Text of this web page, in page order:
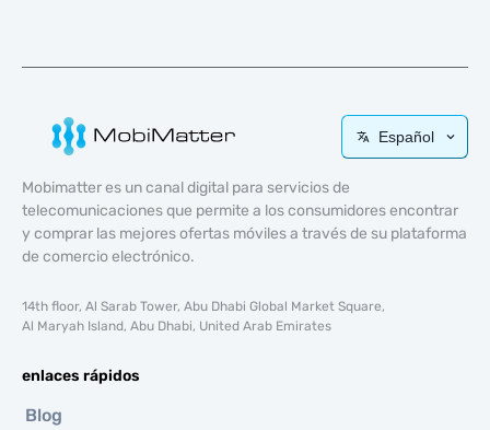
Español
Mobimatter es un canal digital para servicios de
telecomunicaciones que permite a los consumidores encontrar
y comprar las mejores ofertas móviles a través de su plataforma
de comercio electrónico.
14th floor, Al Sarab Tower, Abu Dhabi Global Market Square,
Al Maryah Island, Abu Dhabi, United Arab Emirates
enlaces rápidos
Blog